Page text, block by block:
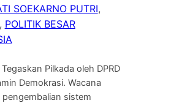
SOEKARNO PUTRI
, POLITIK BESAR
Pilkada oleh DPRD
Demokrasi. Wacana
pengembalian sistem